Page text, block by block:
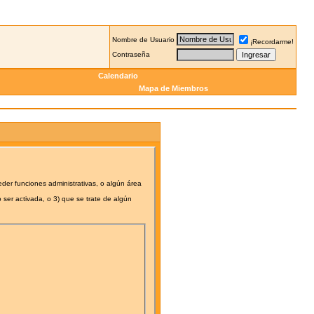
Nombre de Usuario
¡Recordarme!
Contraseña
Calendario
Mapa de Miembros
funciones administrativas, o algún área
activada, o 3) que se trate de algún